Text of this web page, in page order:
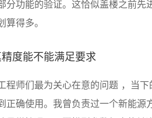
分功能的验证。这恰似盖楼之前
算得多。
度能不能满足要求
程师们最为关心在意的问题 ，当
正确使用。我曾负责过一个新能